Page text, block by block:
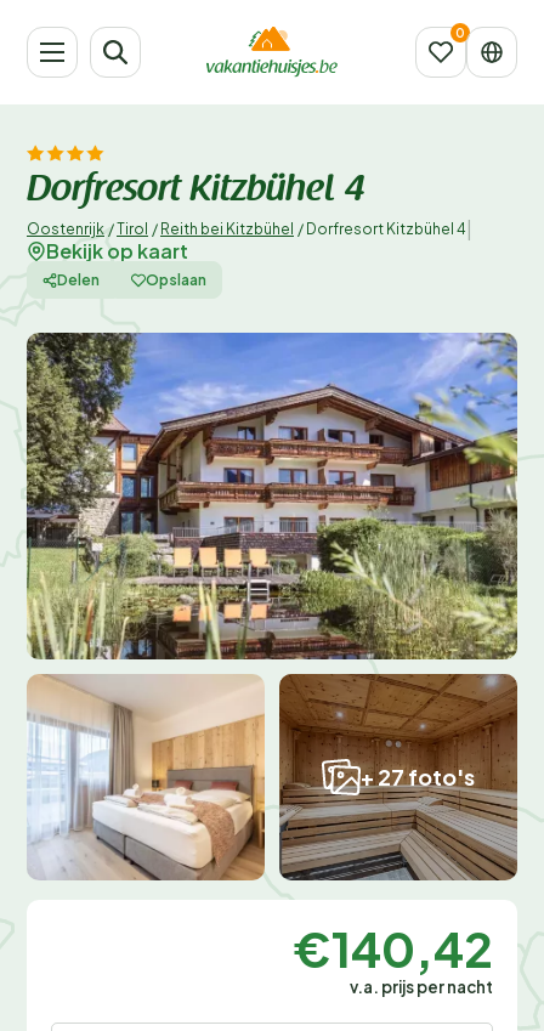
Dorfresort Kitzbühel 4
Oostenrijk /Tirol / Reith bei Kitzbühel / Dorfresort Kitzbühel 4
Bekijk op kaart
Delen Opslaan
+ 27 foto's
€140,42
v.a. prijs per nacht